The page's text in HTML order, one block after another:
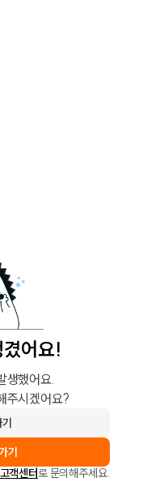
어요!
생했어요.
주시겠어요?
기
고객센터로 문의해주세요.